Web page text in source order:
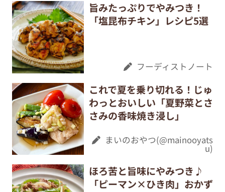
旨みたっぷりでやみつき！
「塩昆布チキン」レシピ5選
フーディストノート
これで夏を乗り切れる！じゅ
わっとおいしい「夏野菜とさ
さみの香味焼き浸し」
まいのおやつ(@mainooyats
u)
ほろ苦と旨味にやみつき♪
「ピーマン×ひき肉」おかず